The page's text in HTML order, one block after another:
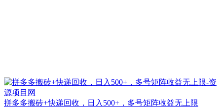
拼多多搬砖+快递回收，日入500+，多号矩阵收益无上限